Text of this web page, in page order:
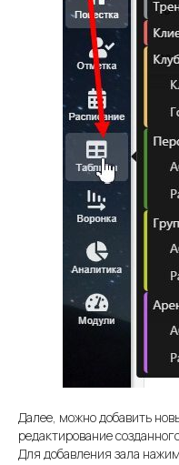
Далее, можно добавить
редактирование
Для добавления зала